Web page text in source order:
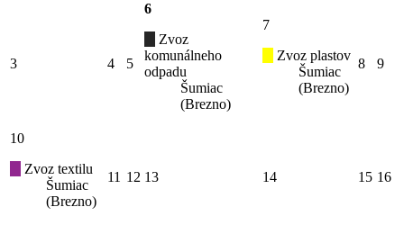
3 4 5
6
Zvoz
komunálneho
odpadu
Šumiac
(Brezno)
7
Zvoz plastov
Šumiac
(Brezno)
8 9
10
Zvoz textilu
Šumiac
(Brezno)
11 12 13 14 15 16